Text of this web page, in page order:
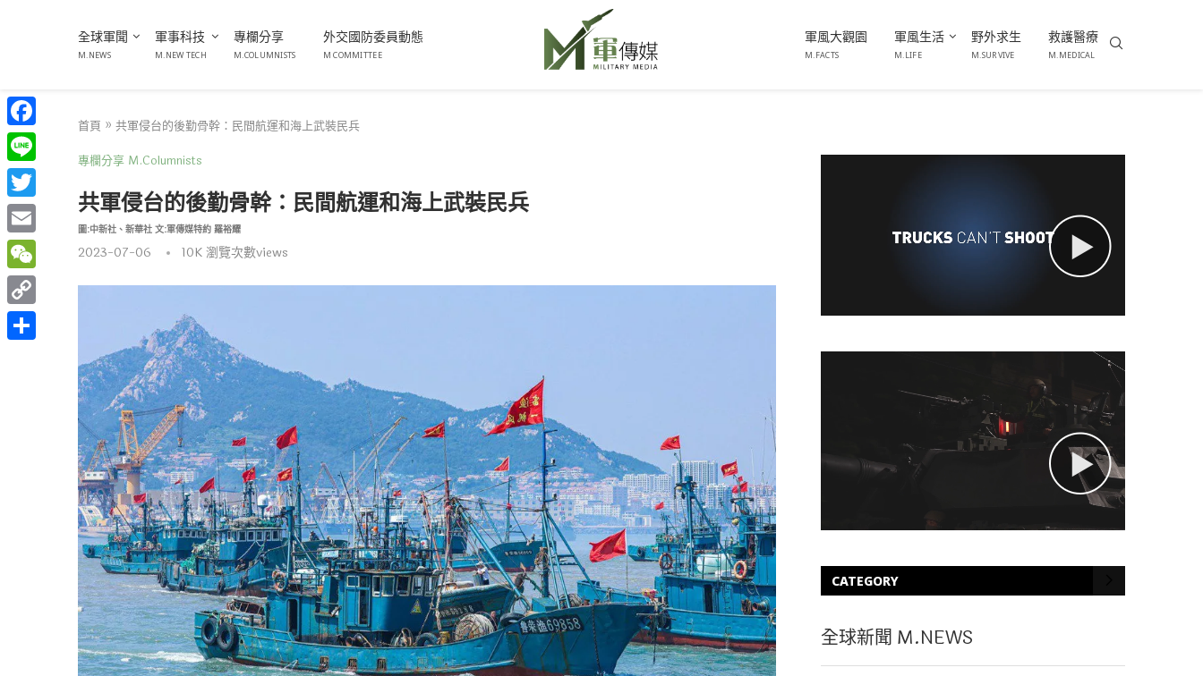
全球軍聞
M.NEWS
軍事科技
M.NEW TECH
專欄分享
M.COLUMNISTS
外交國防委員動態
M COMMITTEE
軍風大觀園
M.FACTS
軍風生活
M.LIFE
野外求生
M.SURVIVE
救護醫療
M.MEDICAL
首頁 » 共軍侵台的後勤骨幹：民間航運和海上武裝民兵
專欄分享 M.Columnists
共軍侵台的後勤骨幹：民間航運和海上武裝民兵
圖:中新社、新華社 文:軍傳媒特約 羅裕耀
2023-07-06 10K瀏覽次數views
CATEGORY
全球新聞 M.NEWS
Facebook
Line
Twitter
Email
WeChat
Copy
Link